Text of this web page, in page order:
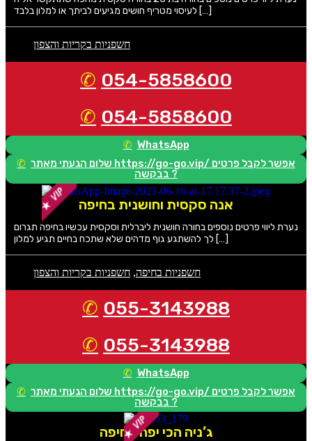
לעיסוי מטריף חושים מגיעים לביתך או למלון בלבד […]
חשפניות בקריות והצפון
054-5858600
054-5858600
WhatsApp
שלום הגעתי מאתר https://go-go.vip/ אפשר לקבל פרטים
בבקשה ?
אנה סקסית וחושנית בחיפה
נערת ליווי פרטים נוספים בחורה חושנית ליברלית וסקסית עכשיו בחיפה תגרום
לך להשתגע גוף מדהים שלא שתכח בחיים תגיע למלון […]
חשפניות בחיפה, חשפניות בקריות והצפון
055-3143988
055-3143988
WhatsApp
שלום הגעתי מאתר https://go-go.vip/ אפשר לקבל פרטים
בבקשה ?
ג’ניה הכי יפה בחיפה